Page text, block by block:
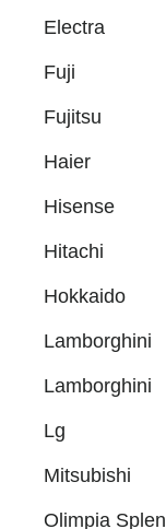
Electra
Fuji
Fujitsu
Haier
Hisense
Hitachi
Hokkaido
Lamborghini
Lamborghini
Lg
Mitsubishi
Olimpia